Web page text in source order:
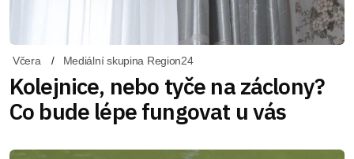
Včera Mediální skupina Region24
Kolejnice, nebo tyče na záclony?
Co bude lépe fungovat u vás